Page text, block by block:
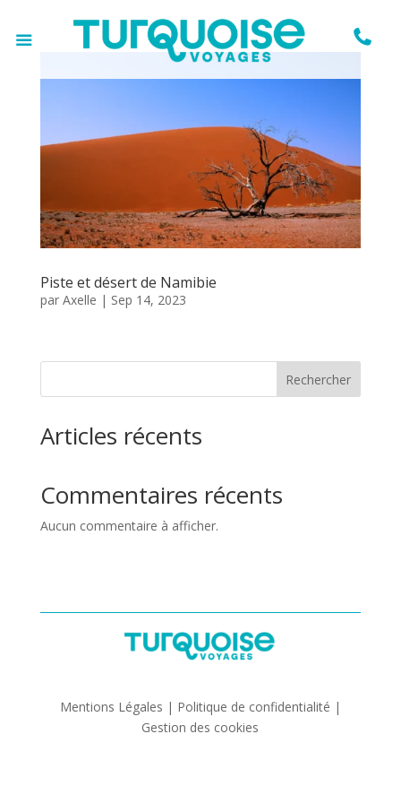

Piste et désert de Namibie
par Axelle | Sep 14, 2023
Rechercher
Articles récents
Commentaires récents
Aucun commentaire à afficher.
Mentions Légales | Politique de confidentialité |
Gestion des cookies